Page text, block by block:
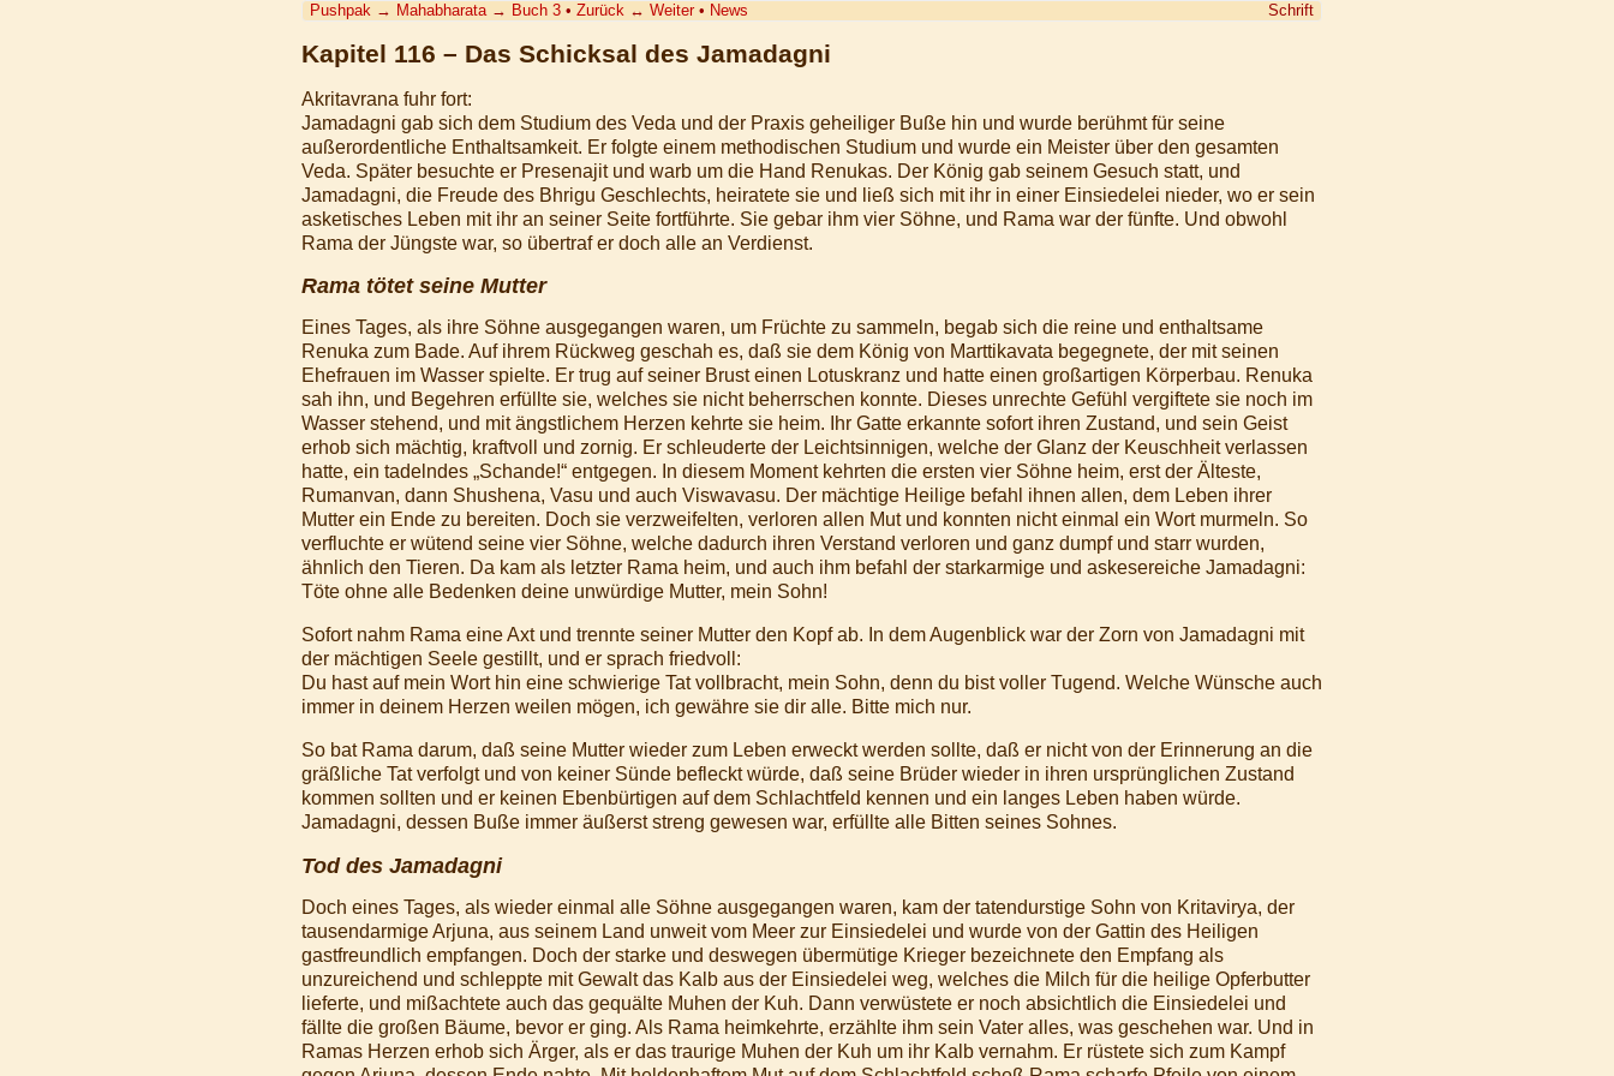
Pushpak → Mahabharata → Buch 3 •Zurück ↔ Weiter• News Schrift
Kapitel 116 – Das Schicksal des Jamadagni
Akritavrana fuhr fort:
Jamadagni gab sich dem Studium des Veda und der Praxis geheiliger Buße hin und wurde berühmt für seine
außerordentliche Enthaltsamkeit. Er folgte einem methodischen Studium und wurde ein Meister über den gesamten
Veda. Später besuchte er Presenajit und warb um die Hand Renukas. Der König gab seinem Gesuch statt, und
Jamadagni, die Freude des Bhrigu Geschlechts, heiratete sie und ließ sich mit ihr in einer Einsiedelei nieder, wo er sein
asketisches Leben mit ihr an seiner Seite fortführte. Sie gebar ihm vier Söhne, und Rama war der fünfte. Und obwohl
Rama der Jüngste war, so übertraf er doch alle an Verdienst.
Rama tötet seine Mutter
Eines Tages, als ihre Söhne ausgegangen waren, um Früchte zu sammeln, begab sich die reine und enthaltsame
Renuka zum Bade. Auf ihrem Rückweg geschah es, daß sie dem König von Marttikavata begegnete, der mit seinen
Ehefrauen im Wasser spielte. Er trug auf seiner Brust einen Lotuskranz und hatte einen großartigen Körperbau. Renuka
sah ihn, und Begehren erfüllte sie, welches sie nicht beherrschen konnte. Dieses unrechte Gefühl vergiftete sie noch im
Wasser stehend, und mit ängstlichem Herzen kehrte sie heim. Ihr Gatte erkannte sofort ihren Zustand, und sein Geist
erhob sich mächtig, kraftvoll und zornig. Er schleuderte der Leichtsinnigen, welche der Glanz der Keuschheit verlassen
hatte, ein tadelndes „Schande!“ entgegen. In diesem Moment kehrten die ersten vier Söhne heim, erst der Älteste,
Rumanvan, dann Shushena, Vasu und auch Viswavasu. Der mächtige Heilige befahl ihnen allen, dem Leben ihrer
Mutter ein Ende zu bereiten. Doch sie verzweifelten, verloren allen Mut und konnten nicht einmal ein Wort murmeln. So
verfluchte er wütend seine vier Söhne, welche dadurch ihren Verstand verloren und ganz dumpf und starr wurden,
ähnlich den Tieren. Da kam als letzter Rama heim, und auch ihm befahl der starkarmige und askesereiche Jamadagni:
Töte ohne alle Bedenken deine unwürdige Mutter, mein Sohn!
Sofort nahm Rama eine Axt und trennte seiner Mutter den Kopf ab. In dem Augenblick war der Zorn von Jamadagni mit
der mächtigen Seele gestillt, und er sprach friedvoll:
Du hast auf mein Wort hin eine schwierige Tat vollbracht, mein Sohn, denn du bist voller Tugend. Welche Wünsche auch
immer in deinem Herzen weilen mögen, ich gewähre sie dir alle. Bitte mich nur.
So bat Rama darum, daß seine Mutter wieder zum Leben erweckt werden sollte, daß er nicht von der Erinnerung an die
gräßliche Tat verfolgt und von keiner Sünde befleckt würde, daß seine Brüder wieder in ihren ursprünglichen Zustand
kommen sollten und er keinen Ebenbürtigen auf dem Schlachtfeld kennen und ein langes Leben haben würde.
Jamadagni, dessen Buße immer äußerst streng gewesen war, erfüllte alle Bitten seines Sohnes.
Tod des Jamadagni
Doch eines Tages, als wieder einmal alle Söhne ausgegangen waren, kam der tatendurstige Sohn von Kritavirya, der
tausendarmige Arjuna, aus seinem Land unweit vom Meer zur Einsiedelei und wurde von der Gattin des Heiligen
gastfreundlich empfangen. Doch der starke und deswegen übermütige Krieger bezeichnete den Empfang als
unzureichend und schleppte mit Gewalt das Kalb aus der Einsiedelei weg, welches die Milch für die heilige Opferbutter
lieferte, und mißachtete auch das gequälte Muhen der Kuh. Dann verwüstete er noch absichtlich die Einsiedelei und
fällte die großen Bäume, bevor er ging. Als Rama heimkehrte, erzählte ihm sein Vater alles, was geschehen war. Und in
Ramas Herzen erhob sich Ärger, als er das traurige Muhen der Kuh um ihr Kalb vernahm. Er rüstete sich zum Kampf